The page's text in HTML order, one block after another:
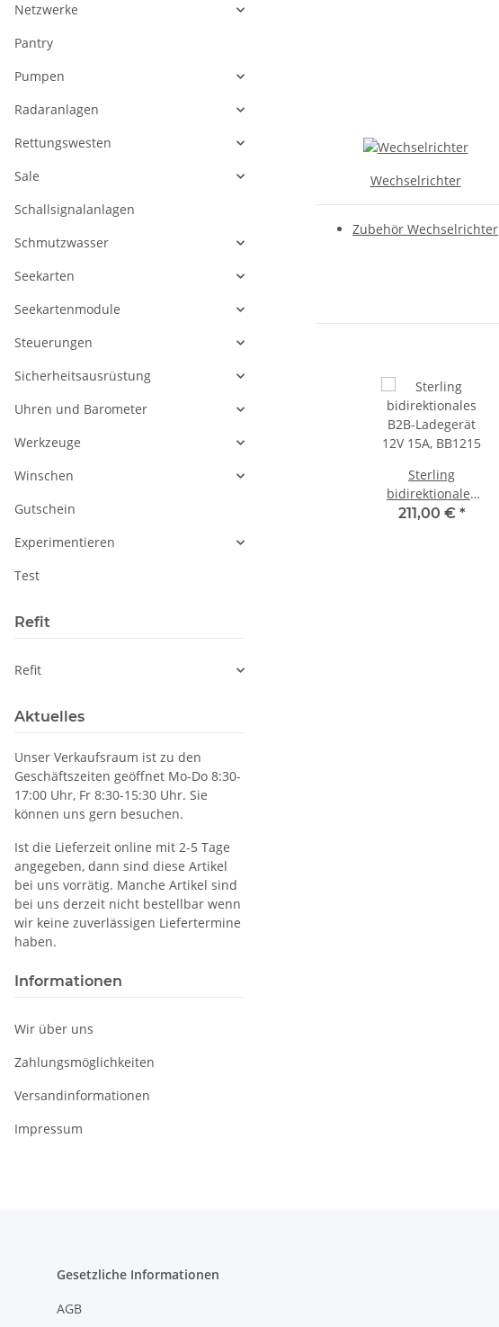
Wechselrichter
Zubehör Wechselrichter
Sterling
bidirektionales
B2B-Ladegerät
211,00 € *
Netzwerke
Pantry
Pumpen
Radaranlagen
Rettungswesten
Sale
Schallsignalanlagen
Schmutzwasser
Seekarten
Seekartenmodule
Steuerungen
Sicherheitsausrüstung
Uhren und Barometer
Werkzeuge
Winschen
Gutschein
Experimentieren
Test
Refit
Refit
Aktuelles
Unser Verkaufsraum ist zu den
Geschäftszeiten geöffnet Mo-Do 8:30-
17:00 Uhr, Fr 8:30-15:30 Uhr. Sie
können uns gern besuchen.
Ist die Lieferzeit online mit 2-5 Tage
angegeben, dann sind diese Artikel
bei uns vorrätig. Manche Artikel sind
bei uns derzeit nicht bestellbar wenn
wir keine zuverlässigen Liefertermine
haben.
Informationen
Wir über uns
Zahlungsmöglichkeiten
Versandinformationen
Impressum
Gesetzliche Informationen
AGB